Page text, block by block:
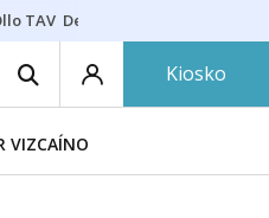
TAV Derrama vecinos
Kiosko
VIZCAÍNO